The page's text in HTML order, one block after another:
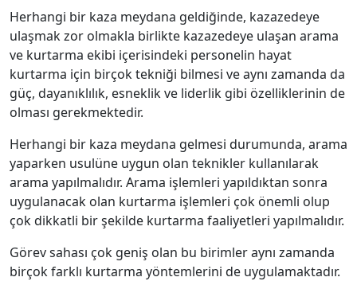
Herhangi bir kaza meydana geldiğinde, kazazedeye
ulaşmak zor olmakla birlikte kazazedeye ulaşan arama
ve kurtarma ekibi içerisindeki personelin hayat
kurtarma için birçok tekniği bilmesi ve aynı zamanda da
güç, dayanıklılık, esneklik ve liderlik gibi özelliklerinin de
olması gerekmektedir.
Herhangi bir kaza meydana gelmesi durumunda, arama
yaparken usulüne uygun olan teknikler kullanılarak
arama yapılmalıdır. Arama işlemleri yapıldıktan sonra
uygulanacak olan kurtarma işlemleri çok önemli olup
çok dikkatli bir şekilde kurtarma faaliyetleri yapılmalıdır.
Görev sahası çok geniş olan bu birimler aynı zamanda
birçok farklı kurtarma yöntemlerini de uygulamaktadır.